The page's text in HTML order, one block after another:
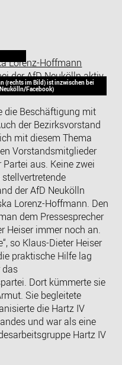
(rechts im Bild) ist inzwischen bei
Facebook)
die Beschäftigung mit
der Bezirksvorstand
mit diesem Thema
Vorstandsmitglieder
aus. Keine zwei
der AfD Neukölln
Lorenz-Hoffmann. Den
dem Pressesprecher
Heiser immer noch an.
so Klaus-Dieter Heiser
praktische Hilfe lag
das
Dort kümmerte sie
Sie begleitete
die Hartz IV
und war als eine
Hartz IV